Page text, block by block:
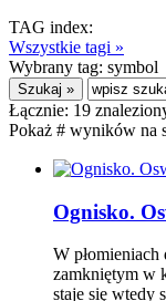
TAG index:
Wszystkie tagi »
Wybrany tag: symbol
Łącznie: 19
Pokaż # wyników na
Ognisko.
W płomieniach
zamkniętym w
staje się wtedy